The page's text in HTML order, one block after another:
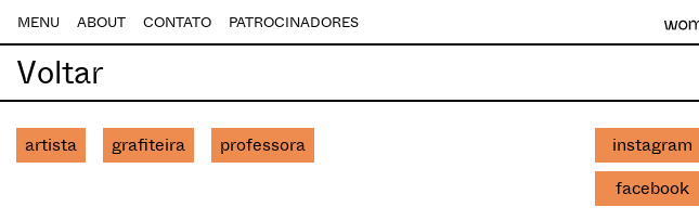
MENU ABOUT CONTATO PATROCINADORES
Voltar
artista grafiteira professora
instagram
facebook